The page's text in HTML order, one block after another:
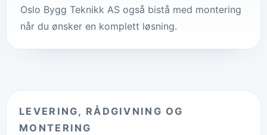
Oslo Bygg Teknikk AS også bistå med montering
når du ønsker en komplett løsning.
LEVERING, RÅDGIVNING OG
MONTERING